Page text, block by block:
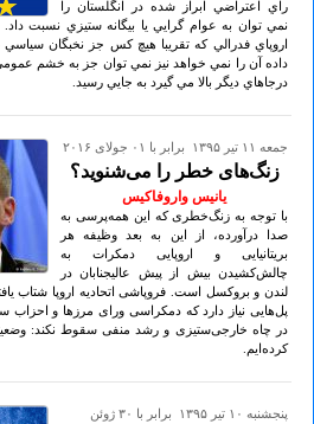
راي اعتراضي ابراز شده در انگلستان را
نمي توان به عوام گرايي يا بيگانه ستيزي نسبت
اروپاي فدرالي که تقريبا هيچ کس جز نخبگان سياسي
داده آن را نمي خواهد نيز نمي توان جز به خشم
درجاهاي ديگر بالا مي گيرد به جايي رسيد.
جمعه ۱۱ تير ۱۳۹۵ برابر با ۰۱ جولای ۲۰۱۶
زنگ‌های خطر را می‌شنوید؟
یانیس واروفاکیس
با توجه به زنگ‌خطری که این همه‌پرسی به
صدا درآورده، از این به بعد وظیفه هر
بریتانیایی و اروپایی دمکرات به
چالش‌کشیدن بیش از پیش عالیجنابان در
لندن و بروکسل است. فروپاشی اتحادیه اروپا شتاب
پل‌هایی نیاز دارد که دمکراسی ورای مرزها و احزاب
کرده‌ایم.
پنجشنبه ۱۰ تير ۱۳۹۵ برابر با ۳۰ ژوئن